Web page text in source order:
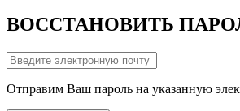
ВОССТАНОВИТЬ
Отправим Ваш пароль на указанную